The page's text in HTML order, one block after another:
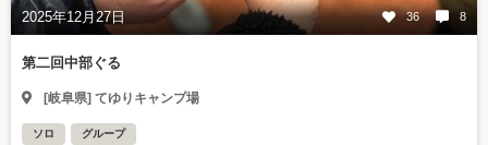
2025年12月27日 36 8
第二回中部ぐる
[岐阜県] てゆりキャンプ場
ソロ グループ